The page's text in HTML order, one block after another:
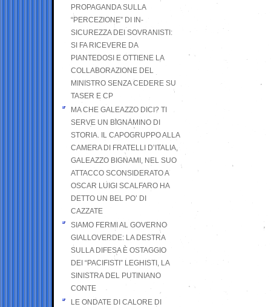
PROPAGANDA SULLA
“PERCEZIONE” DI IN-
SICUREZZA DEI SOVRANISTI:
SI FA RICEVERE DA
PIANTEDOSI E OTTIENE LA
COLLABORAZIONE DEL
MINISTRO SENZA CEDERE SU
TASER E CP
MA CHE GALEAZZO DICI? TI
SERVE UN BIGNAMINO DI
STORIA. IL CAPOGRUPPO ALLA
CAMERA DI FRATELLI D’ITALIA,
GALEAZZO BIGNAMI, NEL SUO
ATTACCO SCONSIDERATO A
OSCAR LUIGI SCALFARO HA
DETTO UN BEL PO’ DI
CAZZATE
SIAMO FERMI AL GOVERNO
GIALLOVERDE: LA DESTRA
SULLA DIFESA È OSTAGGIO
DEI “PACIFISTI” LEGHISTI, LA
SINISTRA DEL PUTINIANO
CONTE
LE ONDATE DI CALORE DI